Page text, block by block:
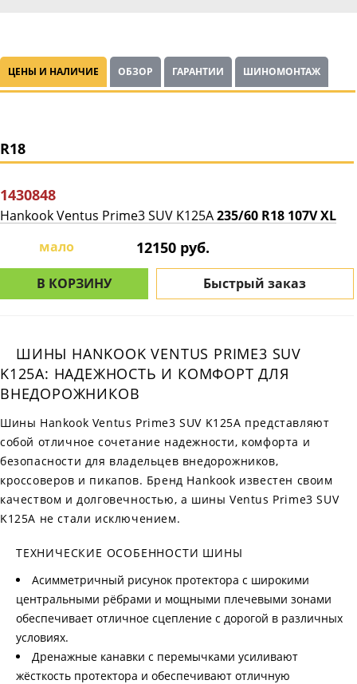
ЦЕНЫ И НАЛИЧИЕ ОБЗОР ГАРАНТИИ ШИНОМОНТАЖ
R18
1430848
Hankook Ventus Prime3 SUV K125A235/60 R18 107V XL
мало
12150 руб.
В КОРЗИНУ Быстрый заказ
ШИНЫ HANKOOK VENTUS PRIME3 SUV
K125A: НАДЕЖНОСТЬ И КОМФОРТ ДЛЯ
ВНЕДОРОЖНИКОВ
Шины Hankook Ventus Prime3 SUV K125A представляют
собой отличное сочетание надежности, комфорта и
безопасности для владельцев внедорожников,
кроссоверов и пикапов. Бренд Hankook известен своим
качеством и долговечностью, а шины Ventus Prime3 SUV
K125A не стали исключением.
ТЕХНИЧЕСКИЕ ОСОБЕННОСТИ ШИНЫ
Асимметричный рисунок протектора с широкими
центральными рёбрами и мощными плечевыми зонами
обеспечивает отличное сцепление с дорогой в различных
условиях.
Дренажные канавки с перемычками усиливают
жёсткость протектора и обеспечивают отличную